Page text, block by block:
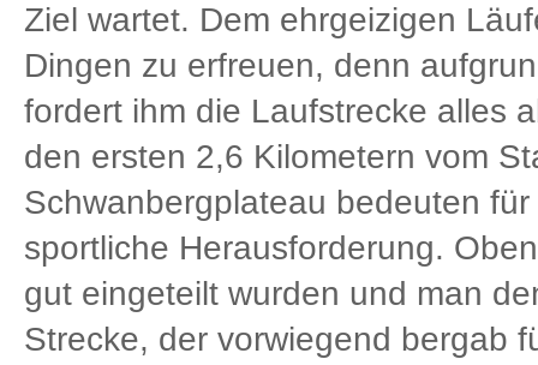
Ziel wartet. Dem ehrgeizigen
Dingen zu erfreuen, denn
fordert ihm die Laufstrecke alles
den ersten 2,6 Kilometern vom
Schwanbergplateau bedeuten
sportliche Herausforderung.
gut eingeteilt wurden und man
Strecke, der vorwiegend bergab